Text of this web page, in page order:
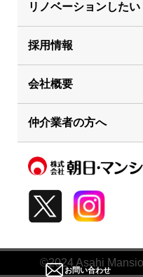
お問い合わせ
リノベーションしたい
採用情報
会社概要
仲介業者の方へ
©2024 Asahi